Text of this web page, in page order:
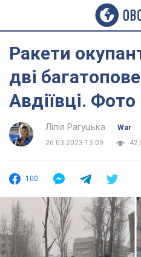
Ракети
дві
Авдіївці. Фото
Лілія Рагуцька
War
26.03.2023 13:09
100